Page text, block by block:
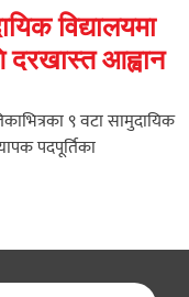
विद्यालयमा
दरखास्त आह्वान
९ वटा सामुदायिक
पदपूर्तिका